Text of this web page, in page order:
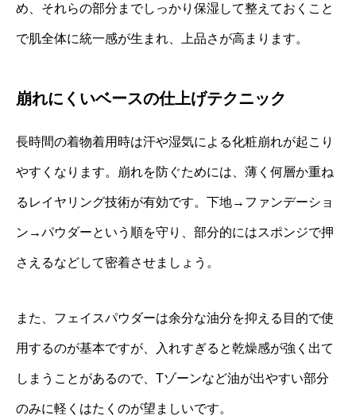
め、それらの部分までしっかり保湿して整えておくこと
で肌全体に統一感が生まれ、上品さが高まります。
崩れにくいベースの仕上げテクニック
長時間の着物着用時は汗や湿気による化粧崩れが起こり
やすくなります。崩れを防ぐためには、薄く何層か重ね
るレイヤリング技術が有効です。下地→ファンデーショ
ン→パウダーという順を守り、部分的にはスポンジで押
さえるなどして密着させましょう。
また、フェイスパウダーは余分な油分を抑える目的で使
用するのが基本ですが、入れすぎると乾燥感が強く出て
しまうことがあるので、Tゾーンなど油が出やすい部分
のみに軽くはたくのが望ましいです。